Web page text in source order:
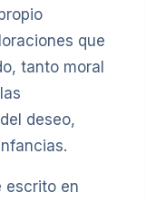
que
tanto moral
deseo,
escrito en